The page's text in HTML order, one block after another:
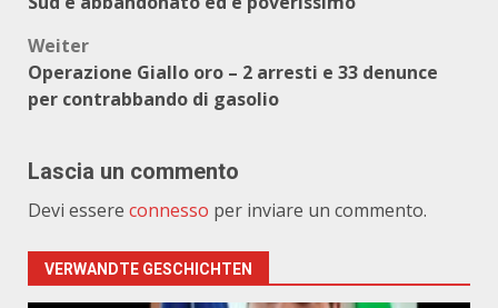
Weiter
Operazione Giallo oro – 2 arresti e 33 denunce
per contrabbando di gasolio
Lascia un commento
Devi essere connesso per inviare un commento.
VERWANDTE GESCHICHTEN